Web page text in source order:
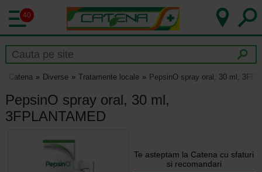
40
Catena Diverse Tratamente locale PepsinO spray oral, 30 ml,
PepsinO spray oral, 30 ml,
3FPLANTAMED
Te asteptam la Catena cu sfaturi
si recomandari